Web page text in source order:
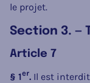
le projet.
Section 3. —
Article 7
§ 1er. Il est